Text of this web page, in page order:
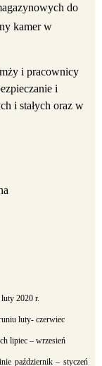
do
kamer w
i pracownicy
i
i stałych oraz w
2020 r.
luty- czerwiec
lipiec – wrzesień
październik – styczeń